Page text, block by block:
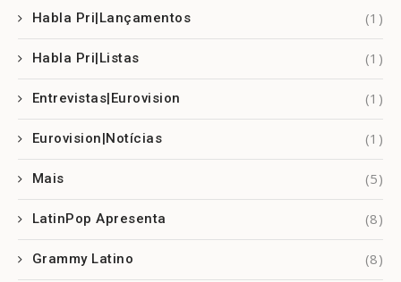
Habla Pri|Lançamentos (1)
Habla Pri|Listas (1)
Entrevistas|Eurovision (1)
Eurovision|Notícias (1)
Mais (5)
LatinPop Apresenta (8)
Grammy Latino (8)